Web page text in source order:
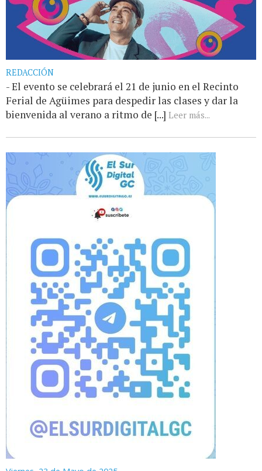
REDACCIÓN
- El evento se celebrará el 21 de junio en el Recinto
Ferial de Agüimes para despedir las clases y dar la
bienvenida al verano a ritmo de [...] Leer más...